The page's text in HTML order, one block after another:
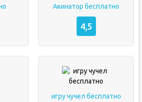
Акинатор бесплатно
4,5
игру чучел бесплатно